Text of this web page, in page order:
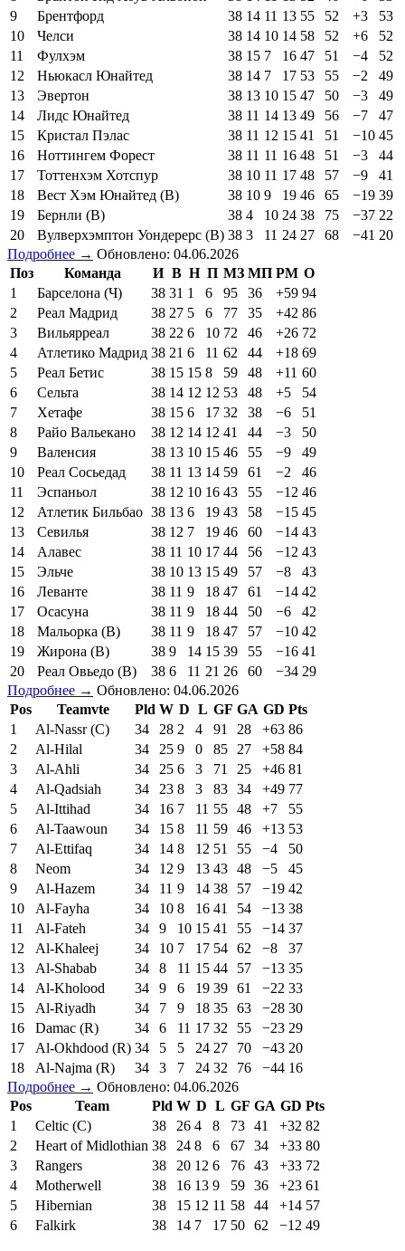
9
Брентфорд 38 14 11 13 55 52 +3
53
10
Челси 38 14 10 14 58 52 +6
52
11
Фулхэм 38 15 7 16 47 51 −4
52
12
Ньюкасл Юнайтед 38 14 7 17 53 55 −2
49
13
Эвертон 38 13 10 15 47 50 −3
49
14
Лидс Юнайтед 38 11 14 13 49 56 −7
47
15
Кристал Пэлас 38 11 12 15 41 51 −10 45
16
Ноттингем Форест 38 11 11 16 48 51 −3
44
17
Тоттенхэм Хотспур 38 10 11 17 48 57 −9
41
18
Вест Хэм Юнайтед (В) 38 10 9 19 46 65 −19 39
19
Бернли (В) 38 4 10 24 38 75 −37 22
20
Вулверхэмптон Уондерерс (В) 38 3 11 24 27 68 −41 20
Подробнее → Обновлено: 04.06.2026
Поз
Команда И В Н П МЗ МП РМ О
1
Барселона (Ч) 38 31 1 6 95 36 +59 94
2
Реал Мадрид 38 27 5 6 77 35 +42 86
3
Вильярреал 38 22 6 10 72 46 +26 72
4
Атлетико Мадрид 38 21 6 11 62 44 +18 69
5
Реал Бетис 38 15 15 8 59 48 +11 60
6
Сельта 38 14 12 12 53 48 +5
54
7
Хетафе 38 15 6 17 32 38 −6
51
8
Райо Вальекано 38 12 14 12 41 44 −3
50
9
Валенсия 38 13 10 15 46 55 −9
49
10
Реал Сосьедад 38 11 13 14 59 61 −2
46
11
Эспаньол 38 12 10 16 43 55 −12 46
12
Атлетик Бильбао 38 13 6 19 43 58 −15 45
13
Севилья 38 12 7 19 46 60 −14 43
14
Алавес 38 11 10 17 44 56 −12 43
15
Эльче 38 10 13 15 49 57 −8
43
16
Леванте 38 11 9 18 47 61 −14 42
17
Осасуна 38 11 9 18 44 50 −6
42
18
Мальорка (В) 38 11 9 18 47 57 −10 42
19
Жирона (В) 38 9 14 15 39 55 −16 41
20
Реал Овьедо (В) 38 6 11 21 26 60 −34 29
Подробнее → Обновлено: 04.06.2026
Pos
Teamvte Pld W D L GF GA GD Pts
1
Al-Nassr (C) 34 28 2 4 91 28 +63 86
2
Al-Hilal 34 25 9 0 85 27 +58 84
3
Al-Ahli 34 25 6 3 71 25 +46 81
4
Al-Qadsiah 34 23 8 3 83 34 +49 77
5
Al-Ittihad 34 16 7 11 55 48 +7
55
6
Al-Taawoun 34 15 8 11 59 46 +13 53
7
Al-Ettifaq 34 14 8 12 51 55 −4
50
8
Neom 34 12 9 13 43 48 −5
45
9
Al-Hazem 34 11 9 14 38 57 −19 42
10
Al-Fayha 34 10 8 16 41 54 −13 38
11
Al-Fateh 34 9 10 15 41 55 −14 37
12
Al-Khaleej 34 10 7 17 54 62 −8
37
13
Al-Shabab 34 8 11 15 44 57 −13 35
14
Al-Kholood 34 9 6 19 39 61 −22 33
15
Al-Riyadh 34 7 9 18 35 63 −28 30
16
Damac (R) 34 6 11 17 32 55 −23 29
17
Al-Okhdood (R) 34 5 5 24 27 70 −43 20
18
Al-Najma (R) 34 3 7 24 32 76 −44 16
Подробнее → Обновлено: 04.06.2026
Pos
Team Pld W D L GF GA GD Pts
1
Celtic (C) 38 26 4 8 73 41 +32 82
2
Heart of Midlothian 38 24 8 6 67 34 +33 80
3
Rangers 38 20 12 6 76 43 +33 72
4
Motherwell 38 16 13 9 59 36 +23 61
5
Hibernian 38 15 12 11 58 44 +14 57
6
Falkirk 38 14 7 17 50 62 −12 49